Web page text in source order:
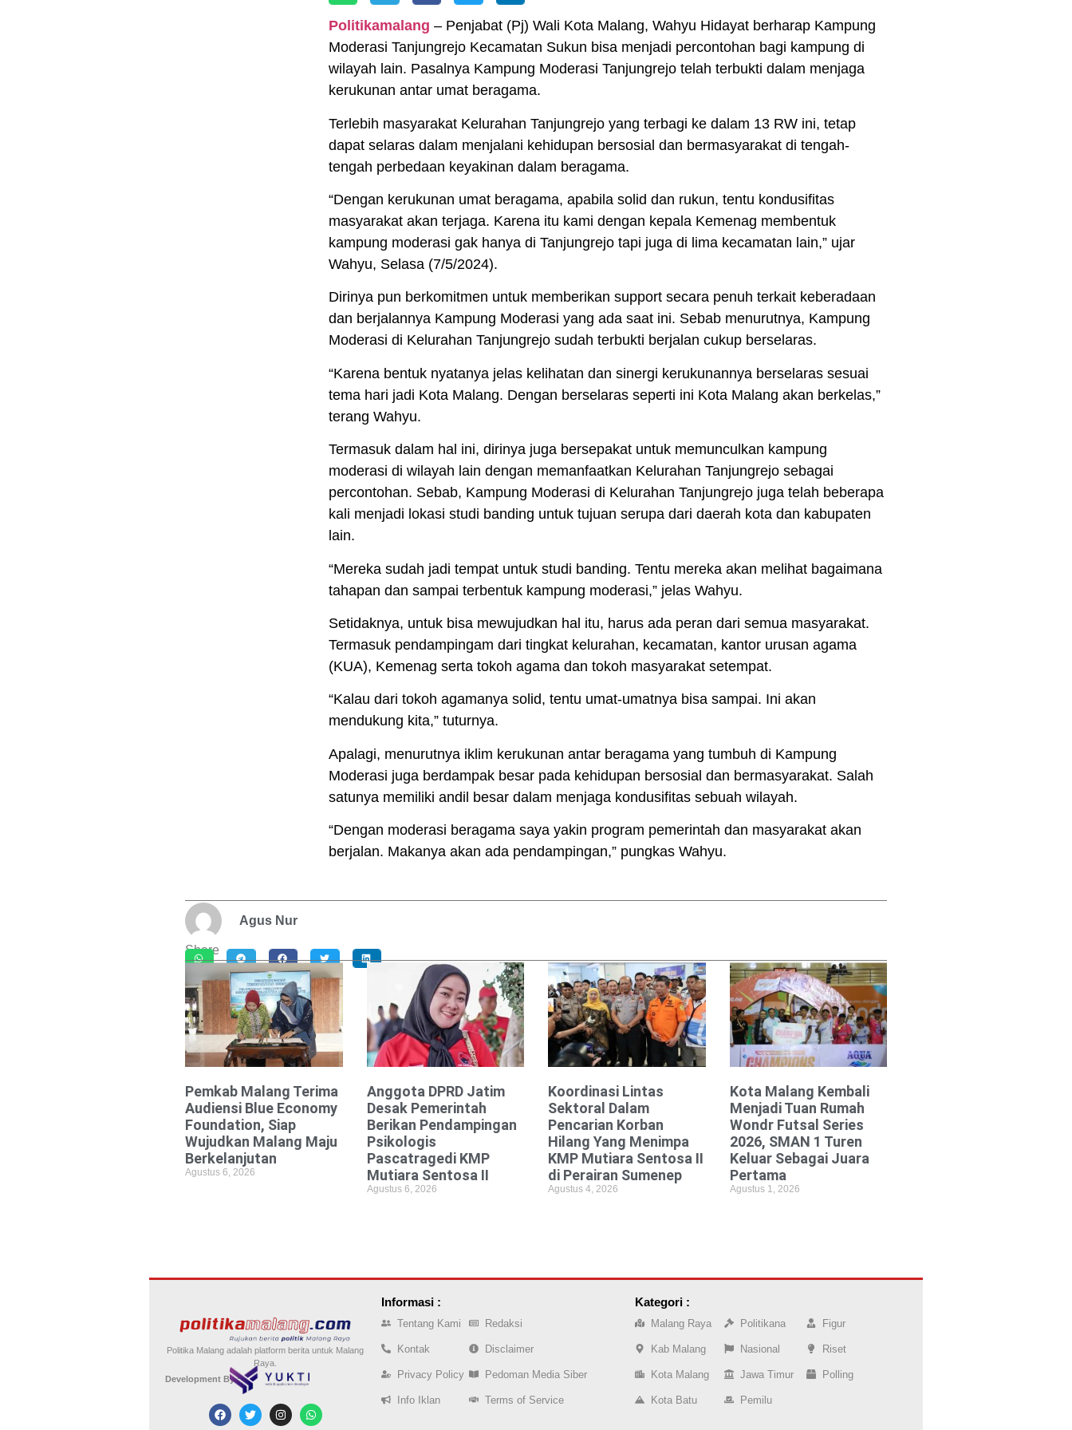
Politikamalang – Penjabat (Pj) Wali Kota Malang, Wahyu Hidayat berharap Kampung
Moderasi Tanjungrejo Kecamatan Sukun bisa menjadi percontohan bagi kampung di
wilayah lain. Pasalnya Kampung Moderasi Tanjungrejo telah terbukti dalam menjaga
kerukunan antar umat beragama.
Terlebih masyarakat Kelurahan Tanjungrejo yang terbagi ke dalam 13 RW ini, tetap
dapat selaras dalam menjalani kehidupan bersosial dan bermasyarakat di tengah-
tengah perbedaan keyakinan dalam beragama.
“Dengan kerukunan umat beragama, apabila solid dan rukun, tentu kondusifitas
masyarakat akan terjaga. Karena itu kami dengan kepala Kemenag membentuk
kampung moderasi gak hanya di Tanjungrejo tapi juga di lima kecamatan lain,” ujar
Wahyu, Selasa (7/5/2024).
Dirinya pun berkomitmen untuk memberikan support secara penuh terkait keberadaan
dan berjalannya Kampung Moderasi yang ada saat ini. Sebab menurutnya, Kampung
Moderasi di Kelurahan Tanjungrejo sudah terbukti berjalan cukup berselaras.
“Karena bentuk nyatanya jelas kelihatan dan sinergi kerukunannya berselaras sesuai
tema hari jadi Kota Malang. Dengan berselaras seperti ini Kota Malang akan berkelas,”
terang Wahyu.
Termasuk dalam hal ini, dirinya juga bersepakat untuk memunculkan kampung
moderasi di wilayah lain dengan memanfaatkan Kelurahan Tanjungrejo sebagai
percontohan. Sebab, Kampung Moderasi di Kelurahan Tanjungrejo juga telah beberapa
kali menjadi lokasi studi banding untuk tujuan serupa dari daerah kota dan kabupaten
lain.
“Mereka sudah jadi tempat untuk studi banding. Tentu mereka akan melihat bagaimana
tahapan dan sampai terbentuk kampung moderasi,” jelas Wahyu.
Setidaknya, untuk bisa mewujudkan hal itu, harus ada peran dari semua masyarakat.
Termasuk pendampingam dari tingkat kelurahan, kecamatan, kantor urusan agama
(KUA), Kemenag serta tokoh agama dan tokoh masyarakat setempat.
“Kalau dari tokoh agamanya solid, tentu umat-umatnya bisa sampai. Ini akan
mendukung kita,” tuturnya.
Apalagi, menurutnya iklim kerukunan antar beragama yang tumbuh di Kampung
Moderasi juga berdampak besar pada kehidupan bersosial dan bermasyarakat. Salah
satunya memiliki andil besar dalam menjaga kondusifitas sebuah wilayah.
“Dengan moderasi beragama saya yakin program pemerintah dan masyarakat akan
berjalan. Makanya akan ada pendampingan,” pungkas Wahyu.
Agus Nur
Share
Pemkab Malang Terima
Audiensi Blue Economy
Foundation, Siap
Wujudkan Malang Maju
Berkelanjutan
Agustus 6, 2026
Anggota DPRD Jatim
Desak Pemerintah
Berikan Pendampingan
Psikologis
Pascatragedi KMP
Mutiara Sentosa II
Agustus 6, 2026
Koordinasi Lintas
Sektoral Dalam
Pencarian Korban
Hilang Yang Menimpa
KMP Mutiara Sentosa II
di Perairan Sumenep
Agustus 4, 2026
Kota Malang Kembali
Menjadi Tuan Rumah
Wondr Futsal Series
2026, SMAN 1 Turen
Keluar Sebagai Juara
Pertama
Agustus 1, 2026
Politika Malang adalah platform berita untuk Malang
Raya.
Development By :
Informasi :
Tentang Kami
Kontak
Privacy Policy
Info Iklan
Redaksi
Disclaimer
Pedoman Media Siber
Terms of Service
Kategori :
Malang Raya
Kab Malang
Kota Malang
Kota Batu
Politikana
Nasional
Jawa Timur
Pemilu
Figur
Riset
Polling